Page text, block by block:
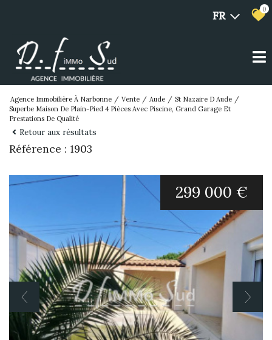
FR 0
Agence Immobilière À Narbonne Vente Aude
St Nazaire D Aude
Superbe Maison De Plain-Pied 4 Pièces Avec Piscine, Grand Garage Et
Prestations De Qualité
Retour aux résultats
Référence : 1903
299 000 €